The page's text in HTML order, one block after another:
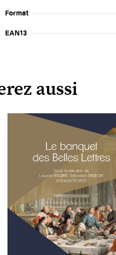
Format
EAN13
aussi